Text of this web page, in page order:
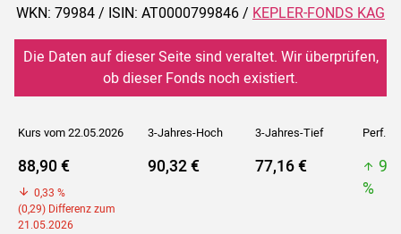
WKN: 79984 / ISIN: AT0000799846 / KEPLER-FONDS KAG
Die Daten auf dieser Seite sind veraltet. Wir überprüfen,
ob dieser Fonds noch existiert.
Kurs vom 22.05.2026 3-Jahres-Hoch 3-Jahres-Tief Perf. 5J
88,90 €
0,33 %
(0,29) Differenz zum
21.05.2026
90,32 € 77,16 €
%